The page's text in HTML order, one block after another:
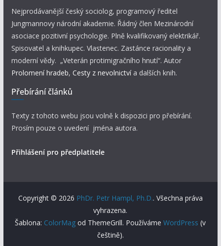
Nejprodávanější český sociolog, programový ředitel
Jungmannovy národní akademie. Řádný člen Mezinárodní
asociace pozitivní psychologie. Plně kvalifikovaný elektrikář.
Spisovatel a knihkupec. Vlastenec. Zastánce racionality a
moderní vědy. „Veterán protimigračního hnutí“. Autor
Prolomení hradeb, Cesty z nevolnictví a dalších knih.
Přebírání článků
Texty z tohoto webu jsou volně k dispozici pro přebírání.
Prosím pouze o uvedení jména autora.
Přihlášení pro předplatitele
Copyright © 2026 PhDr. Petr Hampl, Ph.D.. Všechna práva
vyhrazena.
Šablona: ColorMag od ThemeGrill. PoužívámeWordPress (v
češtině).